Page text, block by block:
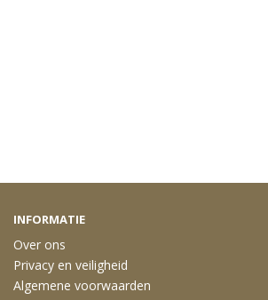
INFORMATIE
Over ons
Privacy en veiligheid
Algemene voorwaarden